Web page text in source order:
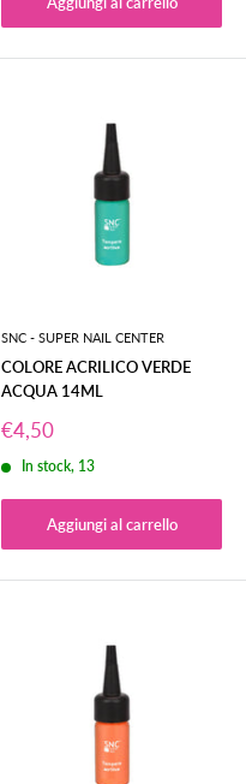
SNC - SUPER NAIL CENTER
COLORE ACRILICO VERDE
ACQUA 14ML
Prezzo
scontato
€4,50
In stock, 13
Aggiungi al carrello